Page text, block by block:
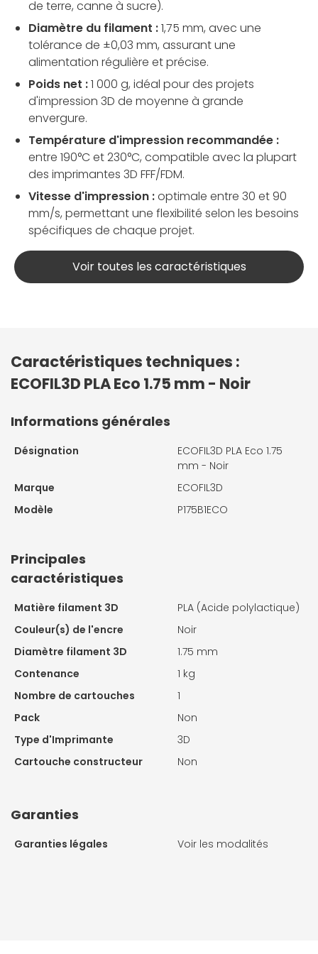
de terre, canne à sucre).
Diamètre du filament :1,75 mm, avec une
tolérance de ±0,03 mm, assurant une
alimentation régulière et précise.
Poids net :1 000 g, idéal pour des projets
d'impression 3D de moyenne à grande
envergure.
Température d'impression recommandée :
entre 190°C et 230°C, compatible avec la plupart
des imprimantes 3D FFF/FDM.
Vitesse d'impression :optimale entre 30 et 90
mm/s, permettant une flexibilité selon les besoins
spécifiques de chaque projet.
Voir toutes les caractéristiques
Caractéristiques techniques :
ECOFIL3D PLA Eco 1.75 mm - Noir
Informations générales
Désignation
ECOFIL3D PLA Eco 1.75
mm - Noir
Marque
ECOFIL3D
Modèle
P175B1ECO
Principales
caractéristiques
Matière filament 3D
PLA (Acide polylactique)
Couleur(s) de l'encre
Noir
Diamètre filament 3D
1.75 mm
Contenance
1 kg
Nombre de cartouches
1
Pack
Non
Type d'Imprimante
3D
Cartouche constructeur
Non
Garanties
Garanties légales Voir les modalités